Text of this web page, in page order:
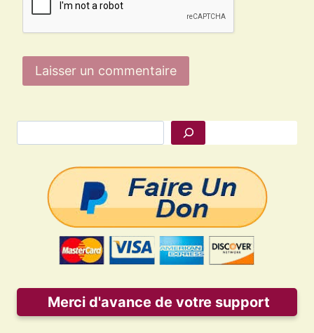
Merci d'avance de votre support